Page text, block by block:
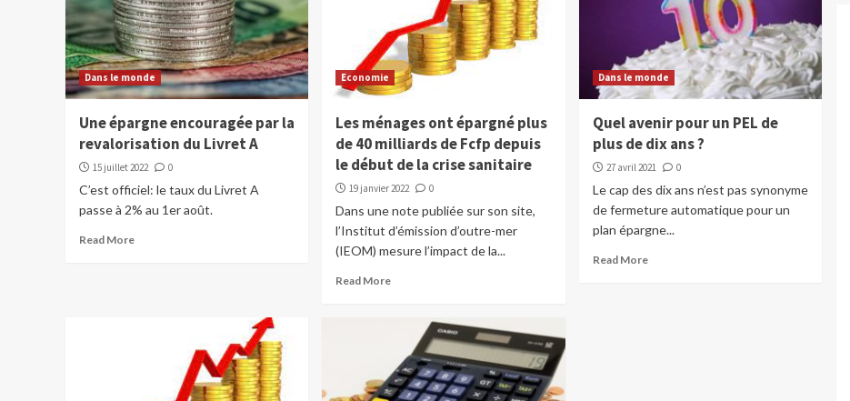
Dans le monde
Une épargne encouragée par la
revalorisation du Livret A
15 juillet 2022 0
C’est officiel: le taux du Livret A
passe à 2% au 1er août.
Read More
Economie
Les ménages ont épargné plus
de 40 milliards de Fcfp depuis
le début de la crise sanitaire
19 janvier 2022 0
Dans une note publiée sur son site,
l’Institut d’émission d’outre-mer
(IEOM) mesure l’impact de la...
Read More
Dans le monde
Quel avenir pour un PEL de
plus de dix ans ?
27 avril 2021 0
Le cap des dix ans n’est pas synonyme
de fermeture automatique pour un
plan épargne...
Read More